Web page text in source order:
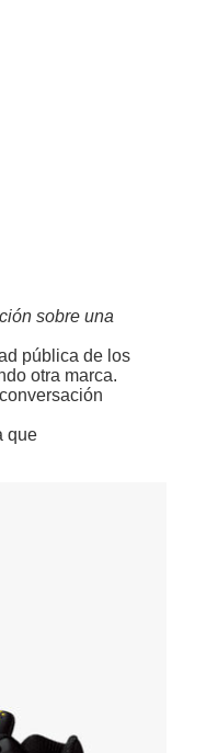
sobre una
pública de los
otra marca.
que